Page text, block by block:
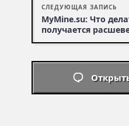
СЛЕДУЮЩАЯ ЗАПИСЬ
MyMine.su: Что
получается